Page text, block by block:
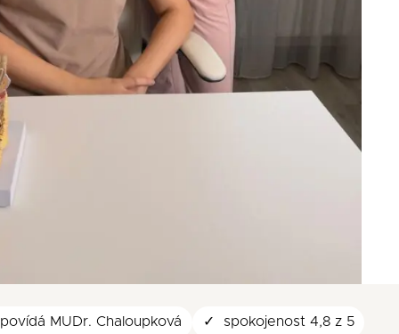
MUDr. Chaloupková spokojenost 4,8 z 5